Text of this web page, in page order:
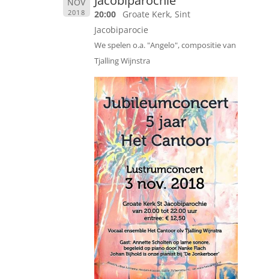
2018 20:00
Groate Kerk, Sint
Jacobiparocie
We spelen o.a. "Angelo", compositie van
Tjalling Wijnstra